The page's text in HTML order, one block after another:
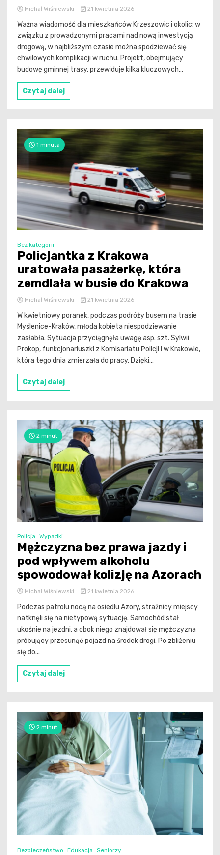
Michał Wiśniewski 21 kwietnia 2026
Ważna wiadomość dla mieszkańców Krzeszowic i okolic: w
związku z prowadzonymi pracami nad nową inwestycją
drogową, w najbliższym czasie można spodziewać się
chwilowych komplikacji w ruchu. Projekt, obejmujący
budowę gminnej trasy, przewiduje kilka kluczowych...
Czytaj dalej
1 minuta
Bez kategorii
Policjantka z Krakowa
uratowała pasażerkę, która
zemdlała w busie do Krakowa
Michał Wiśniewski 21 kwietnia 2026
W kwietniowy poranek, podczas podróży busem na trasie
Myślenice-Kraków, młoda kobieta niespodziewanie
zasłabła. Sytuacja przyciągnęła uwagę asp. szt. Sylwii
Prokop, funkcjonariuszki z Komisariatu Policji I w Krakowie,
która tego dnia zmierzała do pracy. Dzięki...
Czytaj dalej
2 minut
Policja Wypadki
Mężczyzna bez prawa jazdy i
pod wpływem alkoholu
spowodował kolizję na Azorach
Michał Wiśniewski 21 kwietnia 2026
Podczas patrolu nocą na osiedlu Azory, strażnicy miejscy
natknęli się na nietypową sytuację. Samochód stał
ukośnie na jezdni, a obok niego znajdował się mężczyzna
próbujący przesunąć pojazd na środek drogi. Po zbliżeniu
się do...
Czytaj dalej
2 minut
Bezpieczeństwo Edukacja Seniorzy